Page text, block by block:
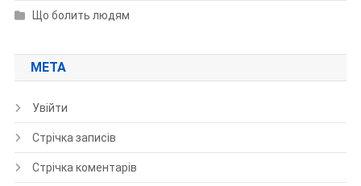
Що болить людям
МЕТА
Увійти
Стрічка записів
Стрічка коментарів